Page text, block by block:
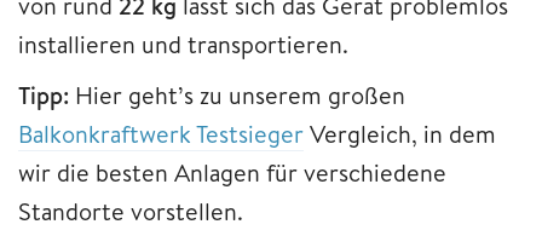
installieren und transportieren.
Tipp: Hier geht’s zu unserem großen
Balkonkraftwerk TestsiegerVergleich, in dem
wir die besten Anlagen für verschiedene
Standorte vorstellen.